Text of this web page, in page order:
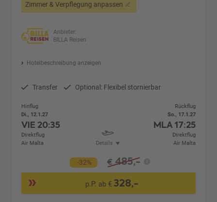
Zimmer & Verpflegung anpassen
Anbieter:
BILLA Reisen
Hotelbeschreibung anzeigen
Transfer Optional: Flexibel stornierbar
Hinflug
Di., 12.1.27
VIE 20:35
Direktflug
Air Malta
Details
Rückflug
So., 17.1.27
MLA 17:25
Direktflug
Air Malta
-32% € 485,-
p.P. ab €328,-